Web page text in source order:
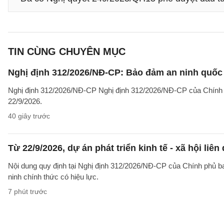
TIN CÙNG CHUYÊN MỤC
Nghị định 312/2026/NĐ-CP: Bảo đảm an ninh
Nghị định 312/2026/NĐ-CP Nghị định 312/2026/NĐ-CP của
22/9/2026.
40 giây trước
Từ 22/9/2026, dự án phát triển kinh tế - xã hội
Nội dung quy định tại Nghị định 312/2026/NĐ-CP của Chính phủ
ninh chính thức có hiệu lực.
7 phút trước